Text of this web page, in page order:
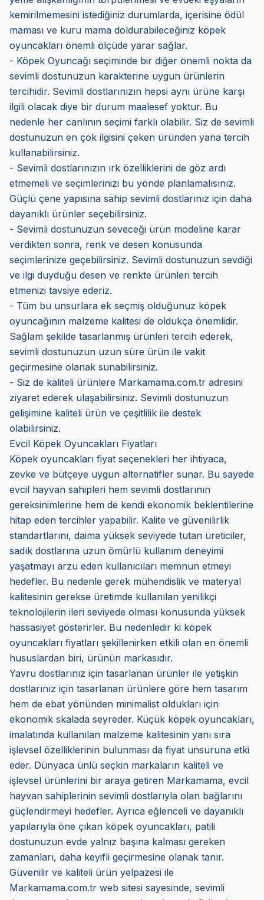
kemirilmemesini istediğiniz durumlarda, içerisine ödül
maması ve kuru mama doldurabileceğiniz köpek
oyuncakları önemli ölçüde yarar sağlar.
- Köpek Oyuncağı seçiminde bir diğer önemli nokta da
sevimli dostunuzun karakterine uygun ürünlerin
tercihidir. Sevimli dostlarınızın hepsi aynı ürüne karşı
ilgili olacak diye bir durum maalesef yoktur. Bu
nedenle her canlının seçimi farklı olabilir. Siz de sevimli
dostunuzun en çok ilgisini çeken üründen yana tercih
kullanabilirsiniz.
- Sevimli dostlarınızın ırk özelliklerini de göz ardı
etmemeli ve seçimlerinizi bu yönde planlamalısınız.
Güçlü çene yapısına sahip sevimli dostlarınız için daha
dayanıklı ürünler seçebilirsiniz.
- Sevimli dostunuzun seveceği ürün modeline karar
verdikten sonra, renk ve desen konusunda
seçimlerinize geçebilirsiniz. Sevimli dostunuzun sevdiği
ve ilgi duyduğu desen ve renkte ürünleri tercih
etmenizi tavsiye ederiz.
- Tüm bu unsurlara ek seçmiş olduğunuz köpek
oyuncağının malzeme kalitesi de oldukça önemlidir.
Sağlam şekilde tasarlanmış ürünleri tercih ederek,
sevimli dostunuzun uzun süre ürün ile vakit
geçirmesine olanak sunabilirsiniz.
- Siz de kaliteli ürünlere Markamama.com.tr adresini
ziyaret ederek ulaşabilirsiniz. Sevimli dostunuzun
gelişimine kaliteli ürün ve çeşitlilik ile destek
olabilirsiniz.
Evcil Köpek Oyuncakları Fiyatları
Köpek oyuncakları fiyat seçenekleri her ihtiyaca,
zevke ve bütçeye uygun alternatifler sunar. Bu sayede
evcil hayvan sahipleri hem sevimli dostlarının
gereksinimlerine hem de kendi ekonomik beklentilerine
hitap eden tercihler yapabilir. Kalite ve güvenilirlik
standartlarını, daima yüksek seviyede tutan üreticiler,
sadık dostlarına uzun ömürlü kullanım deneyimi
yaşatmayı arzu eden kullanıcıları memnun etmeyi
hedefler. Bu nedenle gerek mühendislik ve materyal
kalitesinin gerekse üretimde kullanılan yenilikçi
teknolojilerin ileri seviyede olması konusunda yüksek
hassasiyet gösterirler. Bu nedenledir ki köpek
oyuncakları fiyatları şekillenirken etkili olan en önemli
hususlardan biri, ürünün markasıdır.
Yavru dostlarınız için tasarlanan ürünler ile yetişkin
dostlarınız için tasarlanan ürünlere göre hem tasarım
hem de ebat yönünden minimalist oldukları için
ekonomik skalada seyreder. Küçük köpek oyuncakları,
imalatında kullanılan malzeme kalitesinin yanı sıra
işlevsel özelliklerinin bulunması da fiyat unsuruna etki
eder. Dünyaca ünlü seçkin markaların kaliteli ve
işlevsel ürünlerini bir araya getiren Markamama, evcil
hayvan sahiplerinin sevimli dostlarıyla olan bağlarını
güçlendirmeyi hedefler. Ayrıca eğlenceli ve dayanıklı
yapılarıyla öne çıkan köpek oyuncakları, patili
dostunuzun evde yalnız başına kalması gereken
zamanları, daha keyifli geçirmesine olanak tanır.
Güvenilir ve kaliteli ürün yelpazesi ile
Markamama.com.tr web sitesi sayesinde, sevimli